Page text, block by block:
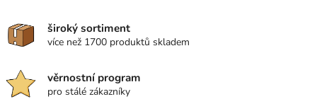
široký sortiment
více než 1700 produktů skladem
věrnostní program
pro stálé zákazníky